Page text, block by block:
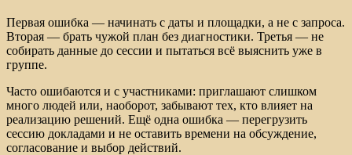
Первая ошибка — начинать с даты и площадки, а не с запроса.
Вторая — брать чужой план без диагностики. Третья — не
собирать данные до сессии и пытаться всё выяснить уже в
группе.
Часто ошибаются и с участниками: приглашают слишком
много людей или, наоборот, забывают тех, кто влияет на
реализацию решений. Ещё одна ошибка — перегрузить
сессию докладами и не оставить времени на обсуждение,
согласование и выбор действий.